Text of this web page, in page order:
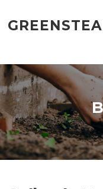
indhold